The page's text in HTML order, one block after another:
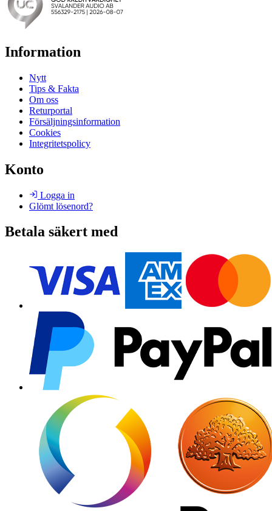
Information
Nytt
Tips & Fakta
Om oss
Returportal
Försäljningsinformation
Cookies
Integritetspolicy
Konto
Logga in
Glömt lösenord?
Betala säkert med